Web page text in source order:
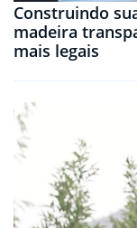
Construindo
madeira
mais legais